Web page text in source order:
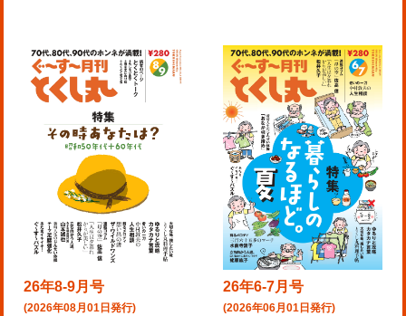
26年8-9月号
(2026年08月01日発行)
26年6-7月号
(2026年06月01日発行)